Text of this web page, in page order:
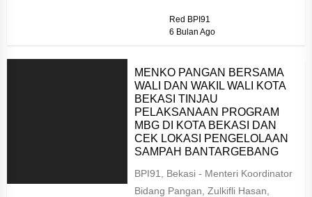
“Muslim Ahmadiyah...
Red BPI91
6 Bulan Ago
MENKO PANGAN BERSAMA
WALI DAN WAKIL WALI KOTA
BEKASI TINJAU
PELAKSANAAN PROGRAM
MBG DI KOTA BEKASI DAN
CEK LOKASI PENGELOLAAN
SAMPAH BANTARGEBANG
BPI91, Bekasi - Menteri Koordinator
Bidang Pangan, Zulkifli Hasan,